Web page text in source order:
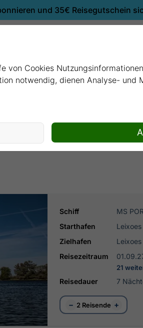
und 35€ Reisegutschein
PORTO MIRANTE
Schiff
MS
Starthafen
Zielhafen
Reisezeitraum
21
Reisedauer 7
− 2 Reisende +
von Cookies
notwendig, dienen Analyse- und